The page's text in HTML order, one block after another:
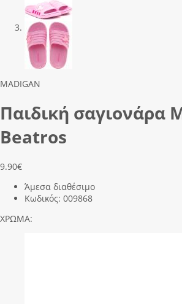
Previous
Next
MADIGAN
Παιδική σαγιονάρα
Beatros
9.90€
Άμεσα διαθέσιμο
Κωδικός: 009868
ΧΡΩΜΑ: